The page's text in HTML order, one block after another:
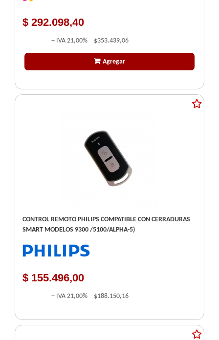
$ 292.098,40
+ IVA 21,00% $353.439,06
Agregar
CONTROL REMOTO PHILIPS COMPATIBLE CON CERRADURAS
SMART MODELOS 9300 /5100/ALPHA-5)
$ 155.496,00
+ IVA 21,00% $188.150,16